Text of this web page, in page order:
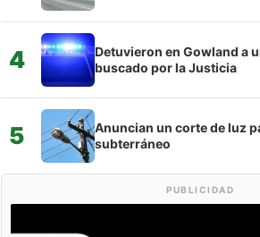
4
Detuvieron en Gowland a
buscado por la Justicia
5
Anuncian un corte de luz
subterráneo
PUBLICIDAD